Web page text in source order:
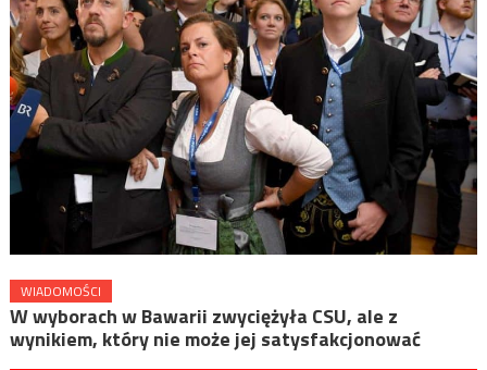
WIADOMOŚCI
W wyborach w Bawarii zwyciężyła CSU, ale z
wynikiem, który nie może jej satysfakcjonować